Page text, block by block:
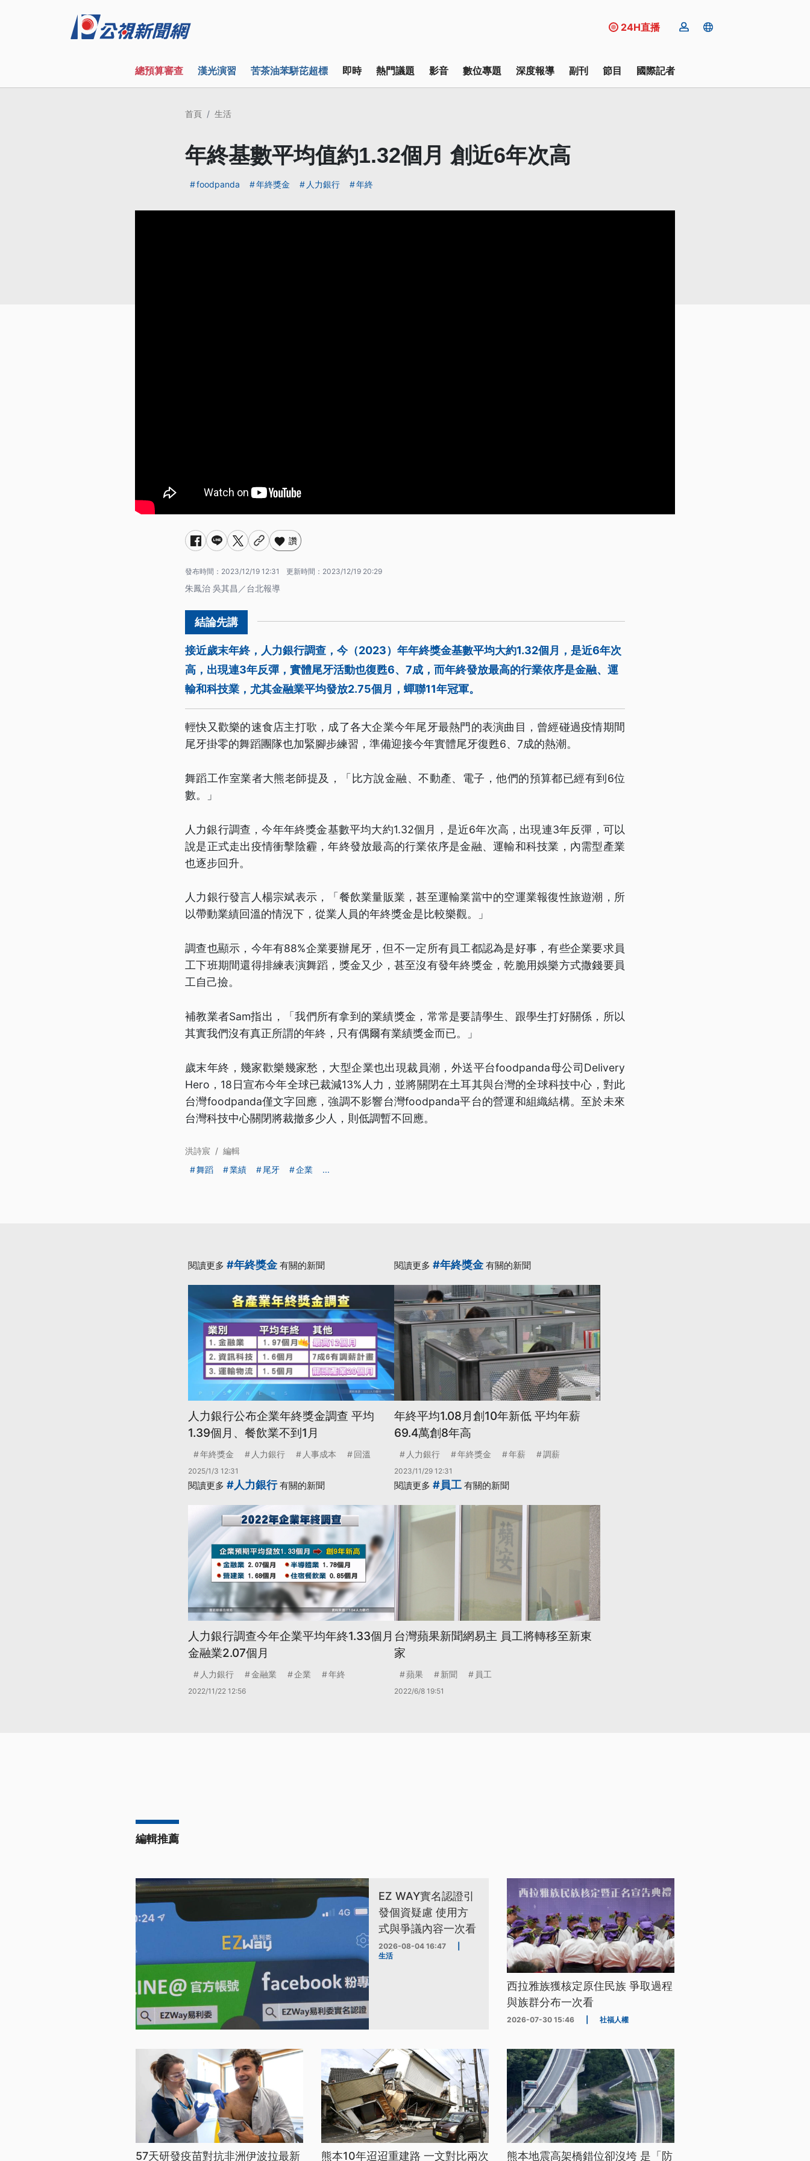
24H直播
總預算審查 漢光演習 苦茶油苯駢芘超標 即時 熱門議題 影音 數位專題 深度報導 副刊 節目 國際記者
首頁 生活
年終基數平均值約1.32個月 創近6年次高
foodpanda 年終獎金 人力銀行 年終
讚
發布時間： 2023/12/19 12:31 更新時間： 2023/12/19 20:29
朱鳳治 吳其昌／台北報導
接近歲末年終，人力銀行調查，今（2023）年年終獎金基數平均大約1.32個月，是近6年次
高，出現連3年反彈，實體尾牙活動也復甦6、7成，而年終發放最高的行業依序是金融、運
輸和科技業，尤其金融業平均發放2.75個月，蟬聯11年冠軍。
輕快又歡樂的速食店主打歌，成了各大企業今年尾牙最熱門的表演曲目，曾經碰過疫情期間
尾牙掛零的舞蹈團隊也加緊腳步練習，準備迎接今年實體尾牙復甦6、7成的熱潮。
舞蹈工作室業者大熊老師提及，「比方說金融、不動產、電子，他們的預算都已經有到6位
數。」
人力銀行調查，今年年終獎金基數平均大約1.32個月，是近6年次高，出現連3年反彈，可以
說是正式走出疫情衝擊陰霾，年終發放最高的行業依序是金融、運輸和科技業，內需型產業
也逐步回升。
人力銀行發言人楊宗斌表示，「餐飲業量販業，甚至運輸業當中的空運業報復性旅遊潮，所
以帶動業績回溫的情況下，從業人員的年終獎金是比較樂觀。」
調查也顯示，今年有88%企業要辦尾牙，但不一定所有員工都認為是好事，有些企業要求員
工下班期間還得排練表演舞蹈，獎金又少，甚至沒有發年終獎金，乾脆用娛樂方式撒錢要員
工自己撿。
補教業者Sam指出，「我們所有拿到的業績獎金，常常是要請學生、跟學生打好關係，所以
其實我們沒有真正所謂的年終，只有偶爾有業績獎金而已。」
歲末年終，幾家歡樂幾家愁，大型企業也出現裁員潮，外送平台foodpanda母公司Delivery
Hero，18日宣布今年全球已裁減13%人力，並將關閉在土耳其與台灣的全球科技中心，對此
台灣foodpanda僅文字回應，強調不影響台灣foodpanda平台的營運和組織結構。至於未來
台灣科技中心關閉將裁撤多少人，則低調暫不回應。
洪詩宸 / 編輯
舞蹈
業績 尾牙 企業 ...
閱讀更多 #年終獎金有關的新聞
人力銀行公布企業年終獎金調查 平均
1.39個月、餐飲業不到1月
年終獎金 人力銀行 人事成本 回溫
2025/1/3 12:31
閱讀更多 #年終獎金有關的新聞
年終平均1.08月創10年新低 平均年薪
69.4萬創8年高
人力銀行 年終獎金 年薪 調薪
2023/11/29 12:31
閱讀更多 #人力銀行有關的新聞
人力銀行調查今年企業平均年終1.33個月
金融業2.07個月
人力銀行 金融業 企業 年終
2022/11/22 12:56
閱讀更多 #員工 有關的新聞
台灣蘋果新聞網易主 員工將轉移至新東
家
蘋果 新聞 員工
2022/6/8 19:51
編輯推薦
EZ WAY實名認證引
發個資疑慮 使用方
式與爭議內容一次看
2026-08-04 16:47
生活
西拉雅族獲核定原住民族 爭取過程
與族群分布一次看
2026-07-30 15:46 社福人權
57天研發疫苗對抗非洲伊波拉最新 熊本10年迢迢重建路 一文對比兩次 熊本地震高架橋錯位卻沒垮 是「防